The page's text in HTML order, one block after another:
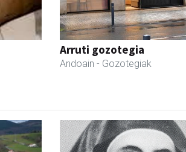
Arruti gozotegia
Andoain - Gozotegiak